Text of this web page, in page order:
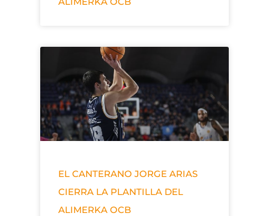
EL CANTERANO JORGE ARIAS
CIERRA LA PLANTILLA DEL
ALIMERKA OCB